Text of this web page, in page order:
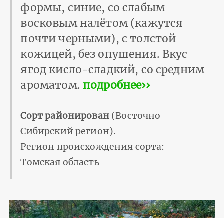
формы, синие, со слабым
восковым налётом (кажутся
почти черными), с толстой
кожицей, без опушения. Вкус
ягод кисло-сладкий, со средним
ароматом. подробнее››
Сорт районирован(Восточно-
Сибирский регион).
Регион происхождения сорта:
Томская область